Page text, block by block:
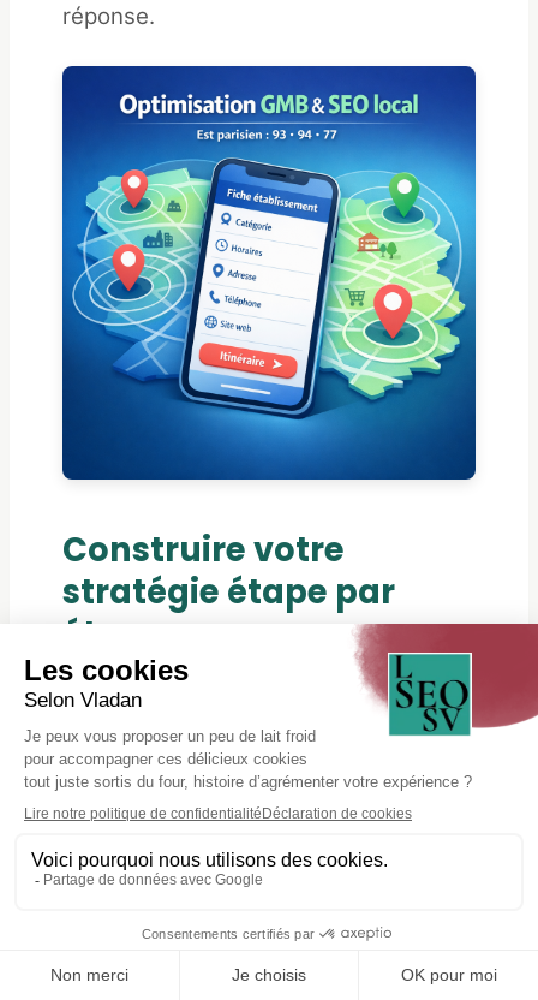
réponse.
Construire votre
stratégie étape par
étape
Une stratégie de référencement local
efficace se construit progressivement.
Vouloir tout optimiser simultanément
dilue vos efforts et retarde les
premiers résultats. Une approche
séquentielle concentre votre énergie
sur les leviers les plus impactants.